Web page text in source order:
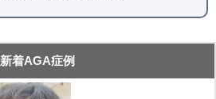
新着AGA症例